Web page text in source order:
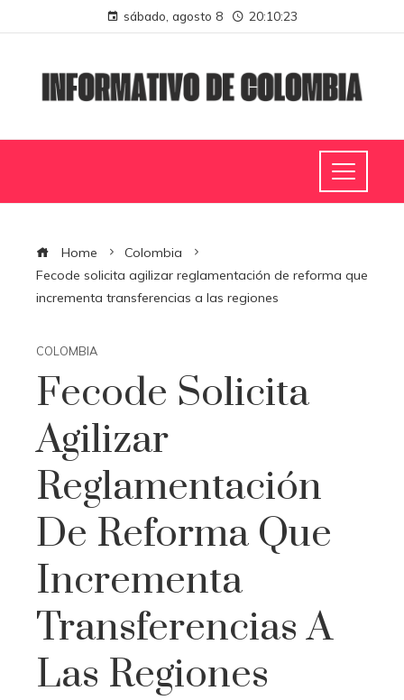
sábado, agosto 8 20:10:24
Home
Colombia
Fecode solicita agilizar reglamentación de reforma que
incrementa transferencias a las regiones
COLOMBIA
Fecode Solicita
Agilizar
Reglamentación
De Reforma Que
Incrementa
Transferencias A
Las Regiones